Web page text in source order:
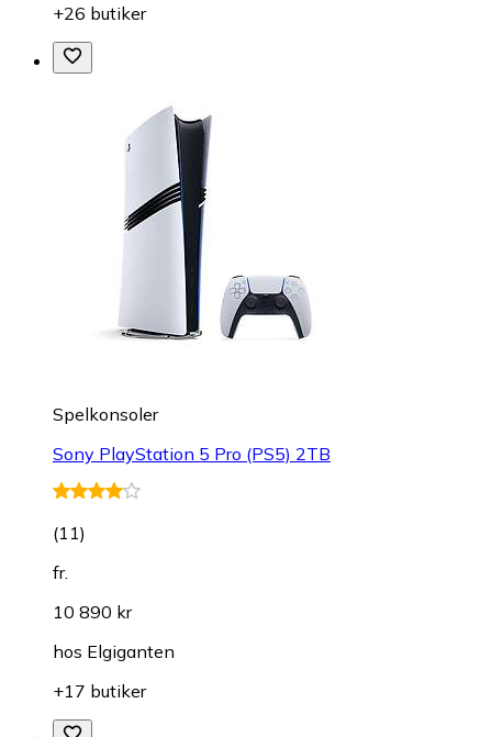
+26 butiker
Spelkonsoler
Sony PlayStation 5 Pro (PS5) 2TB
(11)
fr.
10 890 kr
hos Elgiganten
+17 butiker